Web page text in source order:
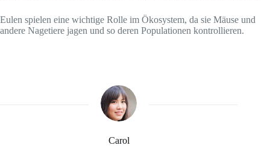
Eulen spielen eine wichtige Rolle im Ökosystem, da sie Mäuse und
andere Nagetiere jagen und so deren Populationen kontrollieren.
Carol